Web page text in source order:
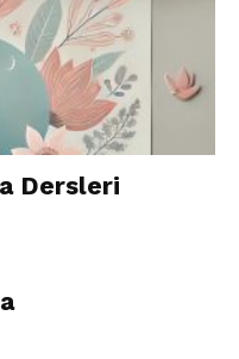
Dersleri